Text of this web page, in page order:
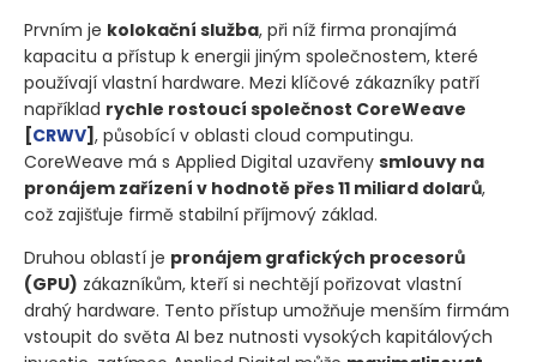
Prvním je kolokační služba, při níž firma pronajímá
kapacitu a přístup k energii jiným společnostem, které
používají vlastní hardware. Mezi klíčové zákazníky patří
například rychle rostoucí společnost CoreWeave
[CRWV] , působící v oblasti cloud computingu.
CoreWeave má s Applied Digital uzavřeny smlouvy na
pronájem zařízení v hodnotě přes 11 miliard dolarů,
což zajišťuje firmě stabilní příjmový základ.
Druhou oblastí je pronájem grafických procesorů
(GPU) zákazníkům, kteří si nechtějí pořizovat vlastní
drahý hardware. Tento přístup umožňuje menším firmám
vstoupit do světa AI bez nutnosti vysokých kapitálových